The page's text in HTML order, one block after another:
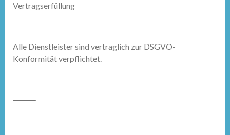
Vertragserfüllung
Alle Dienstleister sind vertraglich zur DSGVO-
Konformität verpflichtet.
⸻